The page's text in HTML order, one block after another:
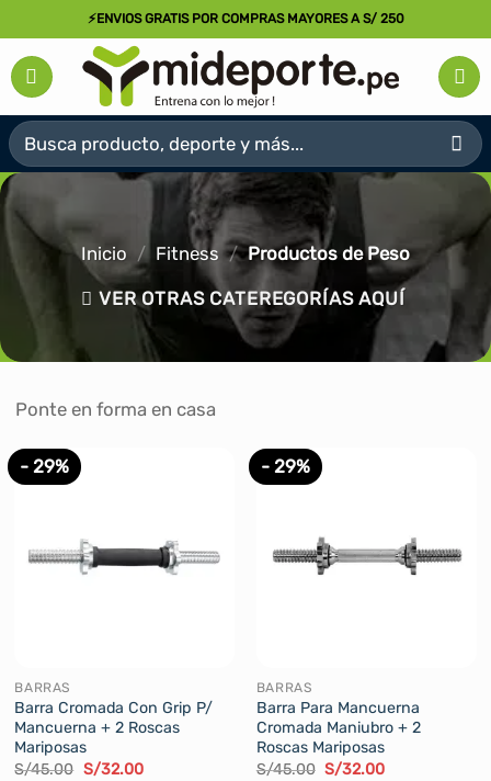
al
contenido
⚡ENVIOS GRATIS POR COMPRAS MAYORES A S/ 250
Buscar
por:
Inicio / Fitness / Productos de Peso
VER OTRAS CATEREGORÍAS AQUÍ
Ponte en forma en casa
- 29%
BARRAS
Barra Cromada Con Grip P/
Mancuerna + 2 Roscas
Mariposas
S/45.00 El
S/32.00El
- 29%
BARRAS
Barra Para Mancuerna
Cromada Maniubro + 2
Roscas Mariposas
S/45.00 El
S/32.00El